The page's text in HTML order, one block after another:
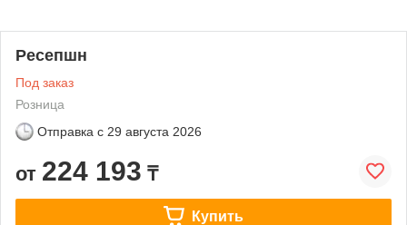
Ресепшн
Под заказ
Розница
Отправка с 29 августа 2026
от 224 193 ₸
Купить